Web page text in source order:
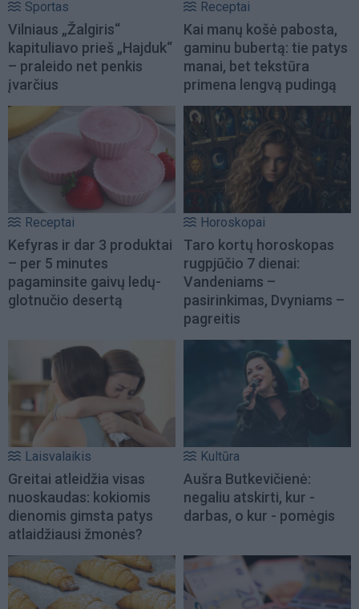
Sportas
Vilniaus „Žalgiris“
kapituliavo prieš „Hajduk“
– praleido net penkis
įvarčius
Receptai
Kai manų košė pabosta,
gaminu bubertą: tie patys
manai, bet tekstūra
primena lengvą pudingą
Receptai
Kefyras ir dar 3 produktai
– per 5 minutes
pagaminsite gaivų ledų-
glotnučio desertą
Horoskopai
Taro kortų horoskopas
rugpjūčio 7 dienai:
Vandeniams –
pasirinkimas, Dvyniams –
pagreitis
Laisvalaikis
Greitai atleidžia visas
nuoskaudas: kokiomis
dienomis gimsta patys
atlaidžiausi žmonės?
Kultūra
Aušra Butkevičienė:
negaliu atskirti, kur -
darbas, o kur - pomėgis